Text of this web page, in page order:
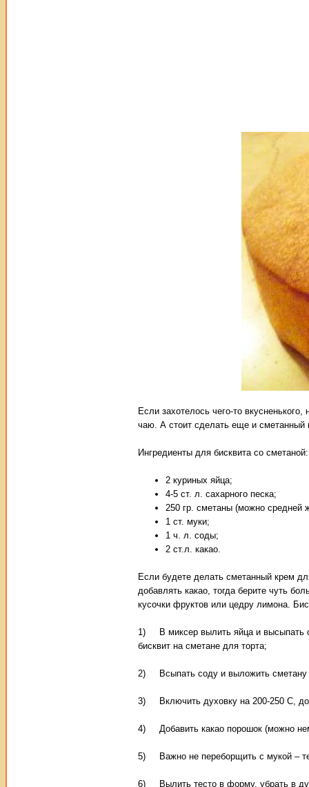
Если захотелось чего-то
чаю. А стоит сделать еще и сметанный
Ингредиенты для бисквита со сметаной:
2 куриных яйца;
4-5 ст. л. сахарного песка;
250 гр. сметаны (можно средней
1 ст. муки;
1 ч. л. соды;
2 ст.л. какао.
Если будете делать сметанный крем
добавлять какао, тогда берите чуть
кусочки фруктов или цедру лимона.
1) В миксер вылить яйца и высыпать
бисквит на сметане для торта;
2) Всыпать соду и выложить сметану
3) Включить духовку на 200-250 С,
4) Добавить какао порошок (можно
5) Важно не переборщить с мукой –
6) Вылить тесто в форму, убрать в